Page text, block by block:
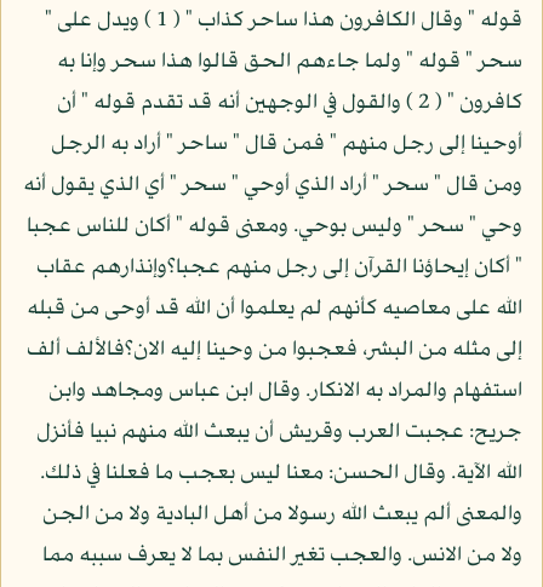
قوله " وقال الكافرون هذا ساحر كذاب " ( 1 ) ويدل على "
سحر " قوله " ولما جاءهم الحق قالوا هذا سحر وإنا به
كافرون " ( 2 ) والقول في الوجهين أنه قد تقدم قوله " أن
أوحينا إلى رجل منهم " فمن قال " ساحر " أراد به الرجل
ومن قال " سحر " أراد الذي أوحي " سحر " أي الذي يقول أنه
وحي " سحر " وليس بوحي. ومعنى قوله " أكان للناس عجبا
" أكان إيحاؤنا القرآن إلى رجل منهم عجبا؟وإنذارهم عقاب
الله على معاصيه كأنهم لم يعلموا أن الله قد أوحى من قبله
إلى مثله من البشر، فعجبوا من وحينا إليه الان؟فالألف ألف
استفهام والمراد به الانكار. وقال ابن عباس ومجاهد وابن
جريح: عجبت العرب وقريش أن يبعث الله منهم نبيا فأنزل
الله الآية. وقال الحسن: معنا ليس بعجب ما فعلنا في ذلك.
والمعنى ألم يبعث الله رسولا من أهل البادية ولا من الجن
ولا من الانس. والعجب تغير النفس بما لا يعرف سببه مما